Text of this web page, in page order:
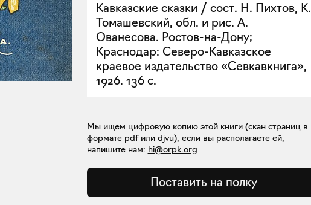
Кавказские сказки / сост. Н. Пихтов, К.
Томашевский, обл. и рис. А.
Ованесова. Ростов-на-Дону;
Краснодар: Северо-Кавказское
краевое издательство «Севкавкнига»,
1926. 136 с.
Мы ищем цифровую копию этой книги (скан страниц в
формате pdf или djvu), если вы располагаете ей,
напишите нам: hi@orpk.org
Поставить на полку